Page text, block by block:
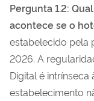
Pergunta 1.2:
acontece se o
estabelecido pela
2026. A
Digital é intrínseca
estabelecimento